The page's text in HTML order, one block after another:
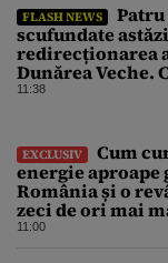
FLASH NEWS
scufundate
redirecționarea
Dunărea Veche.
operațiunea
11:38
EXCLUSIV
Cum
energie aproape
România și o
zeci de ori mai
noii „băieți
11:00